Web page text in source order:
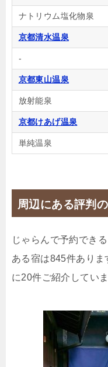
和室 デラックス
【選べるお部屋と価
10,500円和室
27,100円スイ
和室
11,500円和室
11,700円和室
10,700円和室
ナトリウム塩化物泉
京都清水温泉
-
京都東山温泉
放射能泉
京都けあげ温泉
単純温泉
周辺にある評判
じゃらんで予約でき
ある宿は845件あり
に20件ご紹介していま